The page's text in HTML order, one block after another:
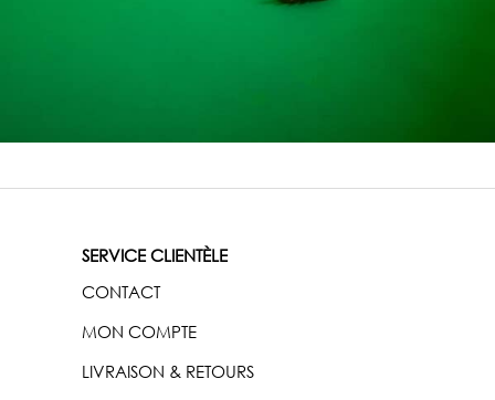
SERVICE CLIENTÈLE
CONTACT
MON COMPTE
LIVRAISON & RETOURS